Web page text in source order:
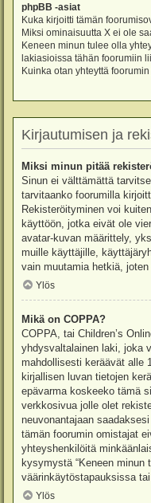
phpBB -asiat
Kuka kirjoitti tämän
Miksi ominaisuutta X ei ole
Keneen minun tulee olla
lakiasioissa tähän foorumiin
Kuinka otan yhteyttä
Kirjautumisen ja
Miksi minun pitää
Sinun ei välttämättä
tarvitaanko foorumilla
Rekisteröityminen voi
käyttöön, jotka eivät ole
avatar-kuvan määrittely,
muille käyttäjille,
vain muutamia hetkiä,
Ylös
Mikä on COPPA?
COPPA, tai Children’s
yhdysvaltalainen laki, joka
mahdollisesti keräävät alle
kirjallisen luvan tietojen
epävarma koskeeko tämä
verkkosivua jolle olet
neuvonantajaan
tämän foorumin omistajat
yhteyshenkilöitä
kysymystä “Keneen minun
väärinkäytöstapauksissa
Ylös